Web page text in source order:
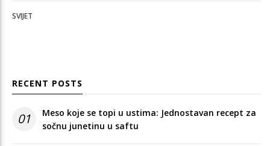
SVIJET
RECENT POSTS
01
Meso koje se topi u ustima: Jednostavan recept za
sočnu junetinu u saftu